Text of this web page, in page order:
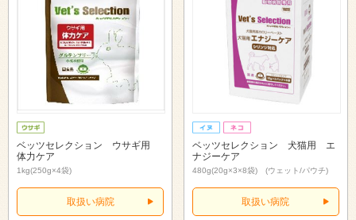
ベッツセレクション ウサギ用
体力ケア
1kg(250g×4袋)
取扱い病院
ベッツセレクション 犬猫用 エ
ナジーケア
480g(20g×3×8袋) (ウェット/パウチ)
取扱い病院